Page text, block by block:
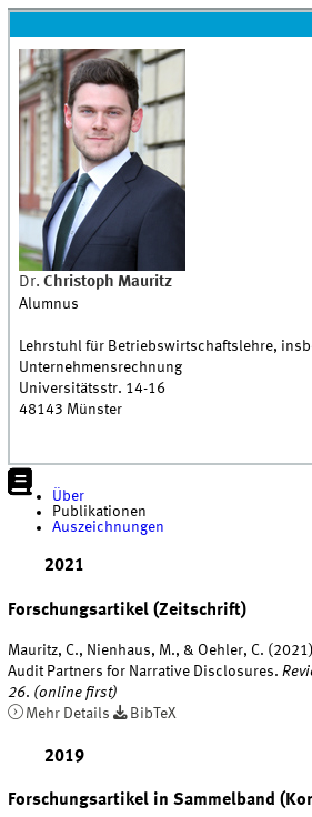
Dr. Christoph Mauritz
Alumnus
Lehrstuhl für Betriebswirtschaftslehre,
Unternehmensrechnung
Universitätsstr. 14-16
48143 Münster
Über
Publikationen
Auszeichnungen
2021
Forschungsartikel (Zeitschrift)
Mauritz, C., Nienhaus, M., & Oehler, C.
Audit Partners for Narrative Disclosures.
26. (online first)
Mehr Details
BibTeX
2019
Forschungsartikel in Sammelband